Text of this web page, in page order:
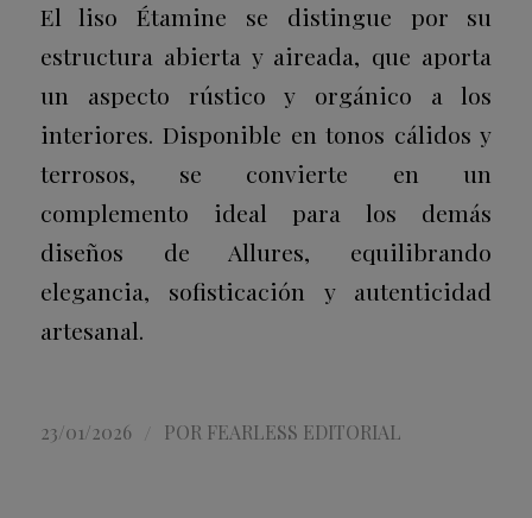
El liso Étamine se distingue por su
estructura abierta y aireada, que aporta
un aspecto rústico y orgánico a los
interiores. Disponible en tonos cálidos y
terrosos, se convierte en un
complemento ideal para los demás
diseños de Allures, equilibrando
elegancia, sofisticación y autenticidad
artesanal.
23/01/2026 POR FEARLESS EDITORIAL